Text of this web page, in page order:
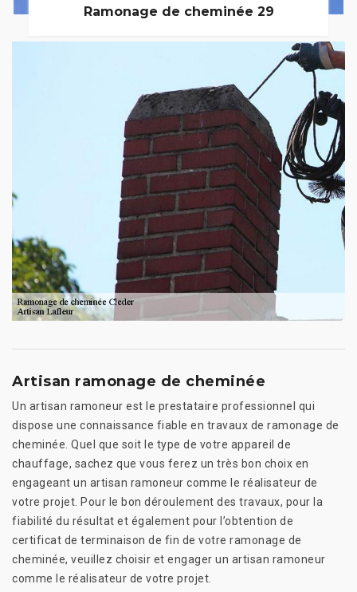
Ramonage de cheminée 29
Artisan ramonage de cheminée
Un artisan ramoneur est le prestataire professionnel qui
dispose une connaissance fiable en travaux de ramonage de
cheminée. Quel que soit le type de votre appareil de
chauffage, sachez que vous ferez un très bon choix en
engageant un artisan ramoneur comme le réalisateur de
votre projet. Pour le bon déroulement des travaux, pour la
fiabilité du résultat et également pour l’obtention de
certificat de terminaison de fin de votre ramonage de
cheminée, veuillez choisir et engager un artisan ramoneur
comme le réalisateur de votre projet.